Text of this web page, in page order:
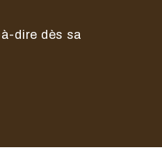
dire dès sa